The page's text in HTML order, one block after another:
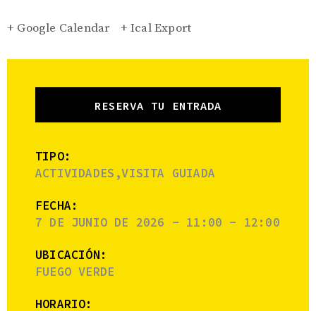
+ Google Calendar + Ical Export
RESERVA TU ENTRADA
TIPO:
ACTIVIDADES,VISITA GUIADA
FECHA:
7 DE JUNIO DE 2026 - 11:00 - 12:00
UBICACIÓN:
FUEGO VERDE
HORARIO: